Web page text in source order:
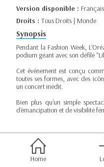
Version disponible : Français
Droits : Tous Droits | Monde
Synopsis
Pendant la Fashion Week,
podium géant avec son défilé
Cet événement est conçu
toutes ses formes, avec des
un concert inédit.
Bien plus qu'un simple
d'émancipation et de visibilité
Home